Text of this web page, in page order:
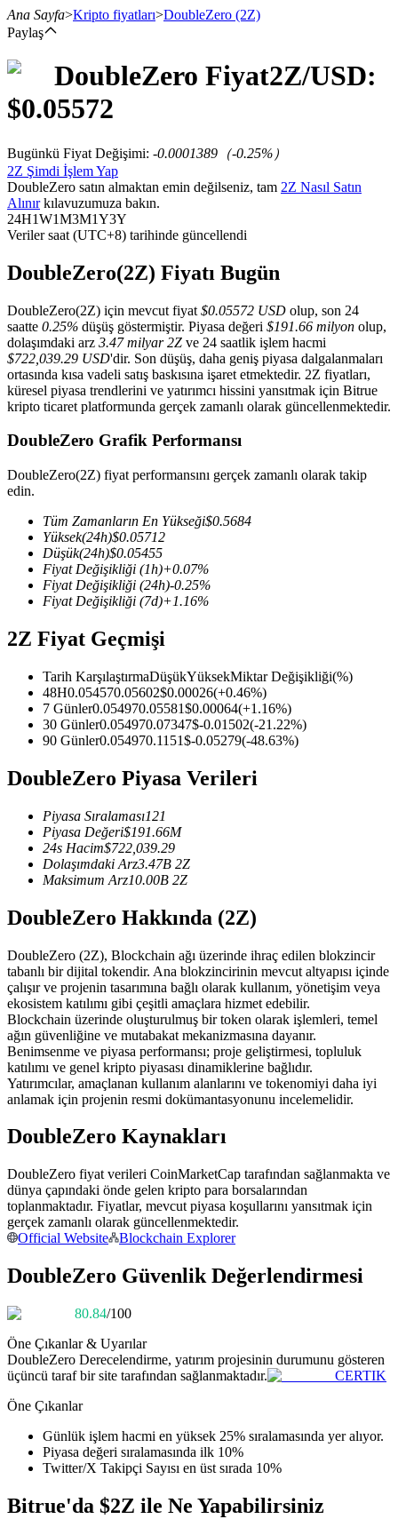
Vadeli İşlemler
USDT Vadeli İşlemleri
COIN-M Vadeli İşlemleri
TradFi
Hisse senetleri, döviz, değerli metaller ve emtia türevleri
USDC Vadeli İşlemleri
USDC'yi teminat olarak kullanan vadeli işlemler
Kopya Ticaret
En iyi traderlarla güçlerinizi birleştirin
Kopya Tüccarı Olun
Kâr paylaşımı ve kopya ticaret komisyonlarının tadını çıkarın
Ticaret bilgileri vb. dahil olmak üzere büyük veri analizi.
Ana Sayfa>Kripto fiyatları>DoubleZero (2Z)
Paylaş
DoubleZero Fiyat2Z/USD:
$0.05572
Bugünkü Fiyat Değişimi: -0.0001389 （-0.25%）
2Z Şimdi İşlem Yap
DoubleZero satın almaktan emin değilseniz, tam 2Z Nasıl Satın
Alınırkılavuzumuza bakın.
24H1W1M3M1Y3Y
Veriler saat (UTC+8) tarihinde güncellendi
DoubleZero(2Z) Fiyatı Bugün
DoubleZero(2Z) için mevcut fiyat $0.05572 USD olup, son 24
saatte 0.25% düşüş göstermiştir. Piyasa değeri $191.66 milyon olup,
dolaşımdaki arz 3.47 milyar 2Z ve 24 saatlik işlem hacmi
$722,039.29 USD'dir. Son düşüş, daha geniş piyasa dalgalanmaları
ortasında kısa vadeli satış baskısına işaret etmektedir. 2Z fiyatları,
küresel piyasa trendlerini ve yatırımcı hissini yansıtmak için Bitrue
kripto ticaret platformunda gerçek zamanlı olarak güncellenmektedir.
DoubleZero Grafik Performansı
DoubleZero(2Z) fiyat performansını gerçek zamanlı olarak takip
edin.
Tüm Zamanların En Yükseği$0.5684
Yüksek(24h)$0.05712
Düşük(24h)$0.05455
Fiyat Değişikliği (1h)+0.07%
Fiyat Değişikliği (24h)-0.25%
Fiyat Değişikliği (7d)+1.16%
2Z Fiyat Geçmişi
Tarih KarşılaştırmaDüşükYüksekMiktar Değişikliği(%)
48H0.054570.05602$0.00026(+0.46%)
7 Günler0.054970.05581$0.00064(+1.16%)
30 Günler0.054970.07347$-0.01502(-21.22%)
90 Günler0.054970.1151$-0.05279(-48.63%)
DoubleZero Piyasa Verileri
Piyasa Sıralaması121
Piyasa Değeri$191.66M
24s Hacim$722,039.29
Dolaşımdaki Arz3.47B 2Z
Maksimum Arz10.00B 2Z
DoubleZero Hakkında (2Z)
DoubleZero (2Z), Blockchain ağı üzerinde ihraç edilen blokzincir
tabanlı bir dijital tokendir. Ana blokzincirinin mevcut altyapısı içinde
çalışır ve projenin tasarımına bağlı olarak kullanım, yönetişim veya
ekosistem katılımı gibi çeşitli amaçlara hizmet edebilir.
Blockchain üzerinde oluşturulmuş bir token olarak işlemleri, temel
ağın güvenliğine ve mutabakat mekanizmasına dayanır.
Benimsenme ve piyasa performansı; proje geliştirmesi, topluluk
katılımı ve genel kripto piyasası dinamiklerine bağlıdır.
Yatırımcılar, amaçlanan kullanım alanlarını ve tokenomiyi daha iyi
anlamak için projenin resmi dokümantasyonunu incelemelidir.
DoubleZero Kaynakları
DoubleZero fiyat verileri CoinMarketCap tarafından sağlanmakta ve
dünya çapındaki önde gelen kripto para borsalarından
toplanmaktadır. Fiyatlar, mevcut piyasa koşullarını yansıtmak için
gerçek zamanlı olarak güncellenmektedir.
Official Website
Blockchain Explorer
DoubleZero Güvenlik Değerlendirmesi
80.84/100
Öne Çıkanlar & Uyarılar
DoubleZero Derecelendirme, yatırım projesinin durumunu gösteren
üçüncü taraf bir site tarafından sağlanmaktadır.
CERTIK
Öne Çıkanlar
Günlük işlem hacmi en yüksek 25% sıralamasında yer alıyor.
Piyasa değeri sıralamasında ilk 10%
Twitter/X Takipçi Sayısı en üst sırada 10%
Bitrue'da $2Z ile Ne Yapabilirsiniz